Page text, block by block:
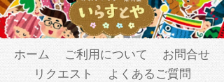
ホーム ご利用について
お問合せ
リクエスト
よくあるご質問